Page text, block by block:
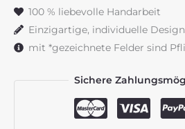
&
natur
100 % liebevolle Handarbeit
Einzigartige, individuelle
mit *gezeichnete Felder sind
Sichere